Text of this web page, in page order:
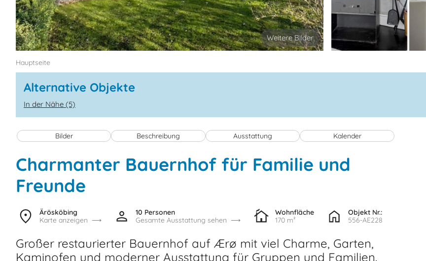
Hauptseite
Alternative Objekte
In der Nähe (5)
Bilder Beschreibung Ausstattung Kalender
Charmanter Bauernhof für Familie und
Freunde
Ärösköbing
Karte anzeigen
10 Personen
Gesamte Ausstattung sehen
Wohnfläche
170 m²
Objekt Nr.:
556-AE228
Großer restaurierter Bauernhof auf Ærø mit viel Charme, Garten,
Kaminofen und moderner Ausstattung für Gruppen und Familien.